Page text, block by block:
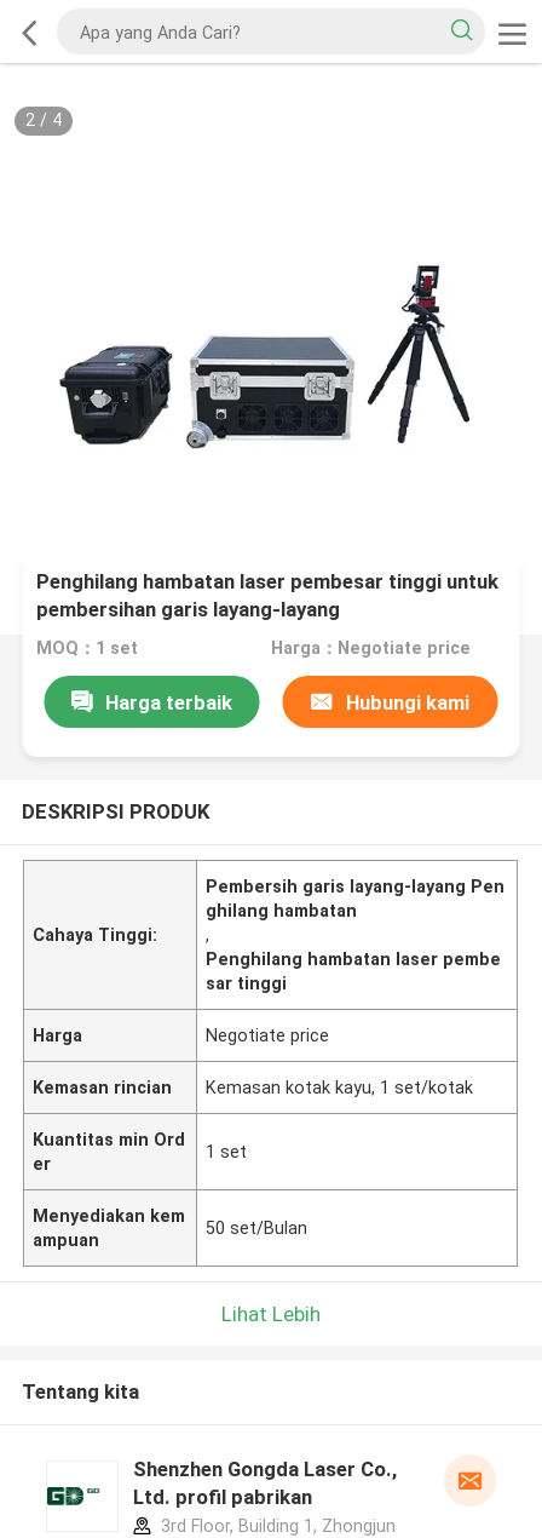
2/ 4
Penghilang hambatan laser pembesar tinggi untuk
pembersihan garis layang-layang
MOQ：1 set Harga：Negotiate price
Harga terbaik Hubungi kami
DESKRIPSI PRODUK
Cahaya Tinggi:
Pembersih garis layang-layang Pen
ghilang hambatan
,
Penghilang hambatan laser pembe
sar tinggi
Harga Negotiate price
Kemasan rincian Kemasan kotak kayu, 1 set/kotak
Kuantitas min Ord
er
1 set
Menyediakan kem
ampuan
50 set/Bulan
Lihat Lebih
Tentang kita
Shenzhen Gongda Laser Co.,
Ltd. profil pabrikan
3rd Floor, Building 1, Zhongjun